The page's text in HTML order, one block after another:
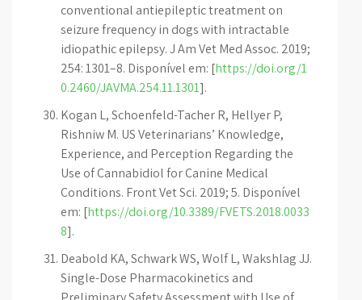
conventional antiepileptic treatment on
seizure frequency in dogs with intractable
idiopathic epilepsy. J Am Vet Med Assoc. 2019;
254: 1301–8. Disponível em: [https://doi.org/1
0.2460/JAVMA.254.11.1301].
Kogan L, Schoenfeld-Tacher R, Hellyer P,
Rishniw M. US Veterinarians’ Knowledge,
Experience, and Perception Regarding the
Use of Cannabidiol for Canine Medical
Conditions. Front Vet Sci. 2019; 5. Disponível
em: [https://doi.org/10.3389/FVETS.2018.0033
8].
Deabold KA, Schwark WS, Wolf L, Wakshlag JJ.
Single-Dose Pharmacokinetics and